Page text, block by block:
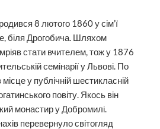
8 лютого 1860 у сім’ї
біля Дрогобича. Шляхом
стати вчителем, тож у 1876
семінарії у Львові. По
у публічній шестикласній
повіту. Якось він
монастир у Добромилі.
перевернуло світогляд